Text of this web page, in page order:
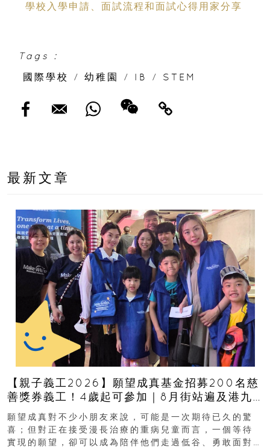
學校入學申請、面試流程和面試心得用家分享
Tags :
國際學校
/ 幼稚園 / IB / STEM
最新文章
【親子義工2026】願望成真基金招募200名慈
善獎券義工！4歲起可參加｜8月街站遍及港九
新界
願望成真對不少小朋友來說，可能是一次期待已久的驚
喜；但對正在接受漫長治療的重病兒童而言，一個等待
實現的願望，卻可以成為陪伴他們走過低谷、勇敢面對